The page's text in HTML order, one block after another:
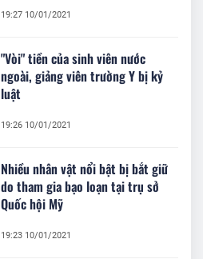
19:27 10/01/2021
"Vòi" tiền của sinh viên nước
ngoài, giảng viên trường Y bị kỷ
luật
19:26 10/01/2021
Nhiều nhân vật nổi bật bị bắt giữ
do tham gia bạo loạn tại trụ sở
Quốc hội Mỹ
19:23 10/01/2021